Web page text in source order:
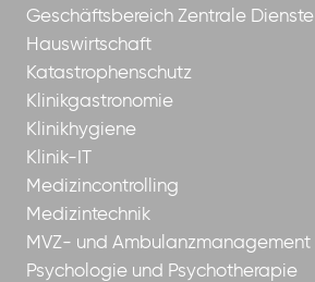
Geschäftsbereich Zentrale Dienste
Hauswirtschaft
Katastrophenschutz
Klinikgastronomie
Klinikhygiene
Klinik-IT
Medizincontrolling
Medizintechnik
MVZ- und Ambulanzmanagement
Psychologie und Psychotherapie